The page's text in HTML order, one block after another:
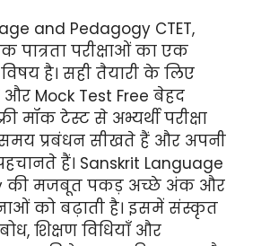
and Pedagogy CTET,
पात्रता परीक्षाओं का एक
है। सही तैयारी के लिए
Mock Test Free बेहद
मॉक टेस्ट से अभ्यर्थी परीक्षा
प्रबंधन सीखते हैं और अपनी
हैं। Sanskrit Language
की मजबूत पकड़ अच्छे अंक और
को बढ़ाती है। इसमें संस्कृत
शिक्षण विधियाँ और